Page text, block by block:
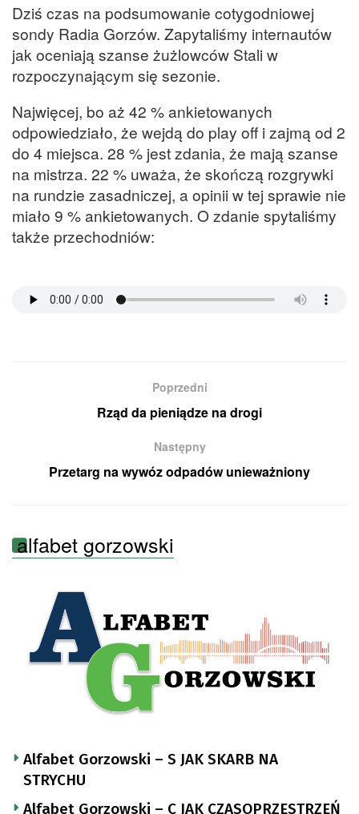
Dziś czas na podsumowanie cotygodniowej
sondy Radia Gorzów. Zapytaliśmy internautów
jak oceniają szanse żużlowców Stali w
rozpoczynającym się sezonie.
Najwięcej, bo aż 42 % ankietowanych
odpowiedziało, że wejdą do play off i zajmą od 2
do 4 miejsca. 28 % jest zdania, że mają szanse
na mistrza. 22 % uważa, że skończą rozgrywki
na rundzie zasadniczej, a opinii w tej sprawie nie
miało 9 % ankietowanych. O zdanie spytaliśmy
także przechodniów:
Poprzedni
Rząd da pieniądze na drogi
Następny
Przetarg na wywóz odpadów unieważniony
alfabet gorzowski
Alfabet Gorzowski – S JAK SKARB NA
STRYCHU
Alfabet Gorzowski – C JAK CZASOPRZESTRZEŃ